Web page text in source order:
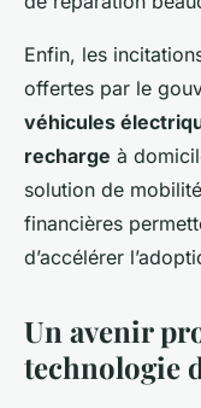
Enfin, les
offertes par le
véhicules
recharge à
solution de
financières
d’accélérer
Un avenir
technologie